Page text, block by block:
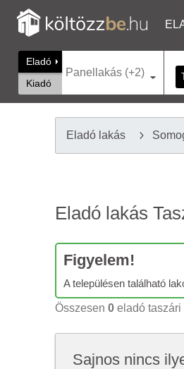
Eladó
Kiadó
Panellakás (+2)
Eladó lakás
Eladó lakás
Figyelem!
A településen található
Összesen 0 eladó
Sajnos nincs